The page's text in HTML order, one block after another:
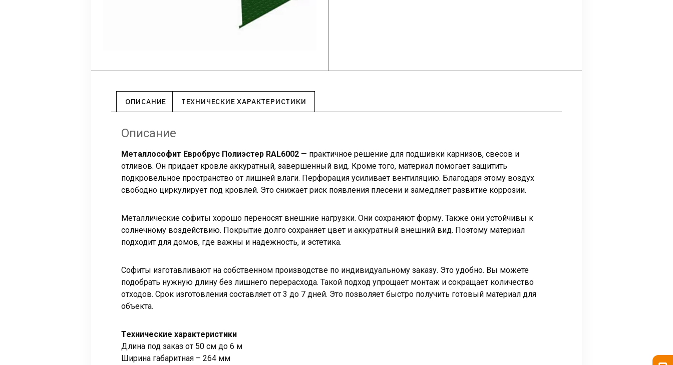
ОПИСАНИЕ ТЕХНИЧЕСКИЕ ХАРАКТЕРИСТИКИ
Описание
Металлософит Евробрус Полиэстер RAL6002 — практичное решение для подшивки карнизов, свесов и
отливов. Он придает кровле аккуратный, завершенный вид. Кроме того, материал помогает защитить
подкровельное пространство от лишней влаги. Перфорация усиливает вентиляцию. Благодаря этому воздух
свободно циркулирует под кровлей. Это снижает риск появления плесени и замедляет развитие коррозии.
Металлические софиты хорошо переносят внешние нагрузки. Они сохраняют форму. Также они устойчивы к
солнечному воздействию. Покрытие долго сохраняет цвет и аккуратный внешний вид. Поэтому материал
подходит для домов, где важны и надежность, и эстетика.
Софиты изготавливают на собственном производстве по индивидуальному заказу. Это удобно. Вы можете
подобрать нужную длину без лишнего перерасхода. Такой подход упрощает монтаж и сокращает количество
отходов. Срок изготовления составляет от 3 до 7 дней. Это позволяет быстро получить готовый материал для
объекта.
Технические характеристики
Длина под заказ от 50 см до 6 м
Ширина габаритная – 264 мм